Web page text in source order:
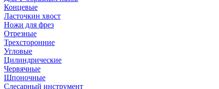
Концевые
Ласточкин хвост
Ножи для фрез
Отрезные
Трехсторонние
Угловые
Цилиндрические
Червячные
Шпоночные
Слесарный инструмент